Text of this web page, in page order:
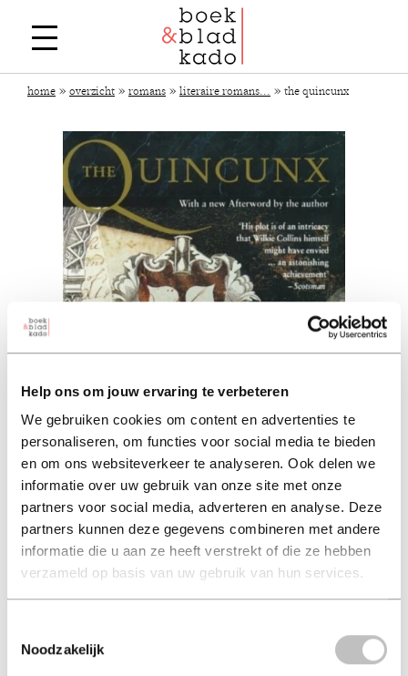
Help ons om jouw ervaring te verbeteren
We gebruiken cookies om content en advertenties te
personaliseren, om functies voor social media te bieden
en om ons websiteverkeer te analyseren. Ook delen we
informatie over uw gebruik van onze site met onze
partners voor social media, adverteren en analyse. Deze
partners kunnen deze gegevens combineren met andere
informatie die u aan ze heeft verstrekt of die ze hebben
verzameld op basis van uw gebruik van hun services.
Noodzakelijk
home » overzicht » romans » literaire romans... » the quincunx
The Quincunx